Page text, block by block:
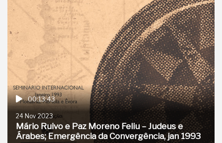
00:13:43
24 Nov 2023
Mário Ruivo e Paz Moreno Feliu – Judeus e
Árabes; Emergência da Convergência, jan 1993